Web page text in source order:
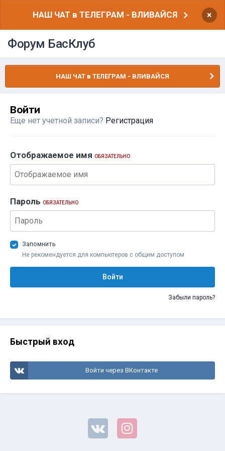
НАШ ЧАТ в ТЕЛЕГРАМ - ВЛИВАЙСЯ ×
Форум БасКлуб
НАШ ЧАТ в ТЕЛЕГРАМ - ВЛИВАЙСЯ
Войти
Еще нет учетной записи? Регистрация
Отображаемое имя ОБЯЗАТЕЛЬНО
Пароль ОБЯЗАТЕЛЬНО
Запомнить
Не рекомендуется для компьютеров с общим доступом
Войти
Забыли пароль?
Быстрый вход
Войти через ВКонтакте